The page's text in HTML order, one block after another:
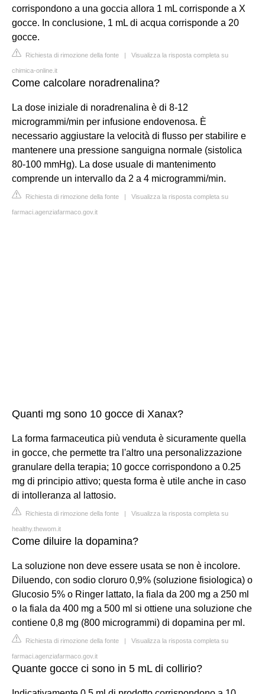
corrispondono a una goccia allora 1 mL corrisponde a X
gocce. In conclusione, 1 mL di acqua corrisponde a 20
gocce.
Richiesta di rimozione della fonte | Visualizza la risposta completa su
chimica-online.it
Come calcolare noradrenalina?
La dose iniziale di noradrenalina è di 8-12
microgrammi/min per infusione endovenosa. È
necessario aggiustare la velocità di flusso per stabilire e
mantenere una pressione sanguigna normale (sistolica
80-100 mmHg). La dose usuale di mantenimento
comprende un intervallo da 2 a 4 microgrammi/min.
Richiesta di rimozione della fonte | Visualizza la risposta completa su
farmaci.agenziafarmaco.gov.it
Quanti mg sono 10 gocce di Xanax?
La forma farmaceutica più venduta è sicuramente quella
in gocce, che permette tra l'altro una personalizzazione
granulare della terapia; 10 gocce corrispondono a 0.25
mg di principio attivo; questa forma è utile anche in caso
di intolleranza al lattosio.
Richiesta di rimozione della fonte | Visualizza la risposta completa su
healthy.thewom.it
Come diluire la dopamina?
La soluzione non deve essere usata se non è incolore.
Diluendo, con sodio cloruro 0,9% (soluzione fisiologica) o
Glucosio 5% o Ringer lattato, la fiala da 200 mg a 250 ml
o la fiala da 400 mg a 500 ml si ottiene una soluzione che
contiene 0,8 mg (800 microgrammi) di dopamina per ml.
Richiesta di rimozione della fonte | Visualizza la risposta completa su
farmaci.agenziafarmaco.gov.it
Quante gocce ci sono in 5 mL di collirio?